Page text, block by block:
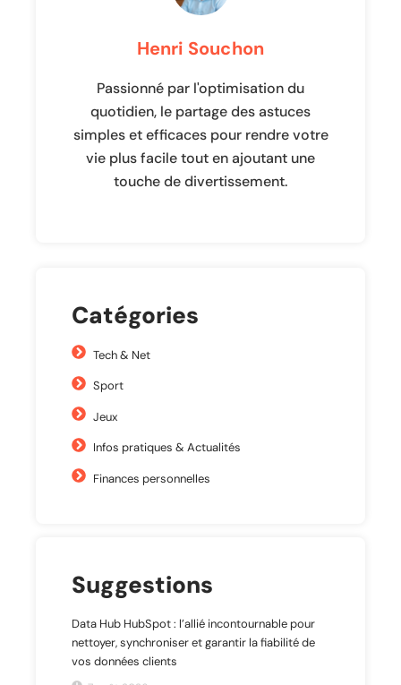
Henri Souchon
Passionné par l'optimisation du
quotidien, le partage des astuces
simples et efficaces pour rendre votre
vie plus facile tout en ajoutant une
touche de divertissement.
Catégories
Tech & Net
Sport
Jeux
Infos pratiques & Actualités
Finances personnelles
Suggestions
Data Hub HubSpot : l’allié incontournable pour
nettoyer, synchroniser et garantir la fiabilité de
vos données clients